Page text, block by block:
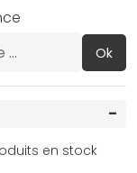
Ok
en stock